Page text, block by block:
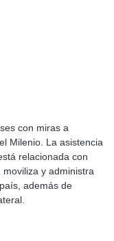
con miras a
Milenio. La asistencia
relacionada con
y administra
además de